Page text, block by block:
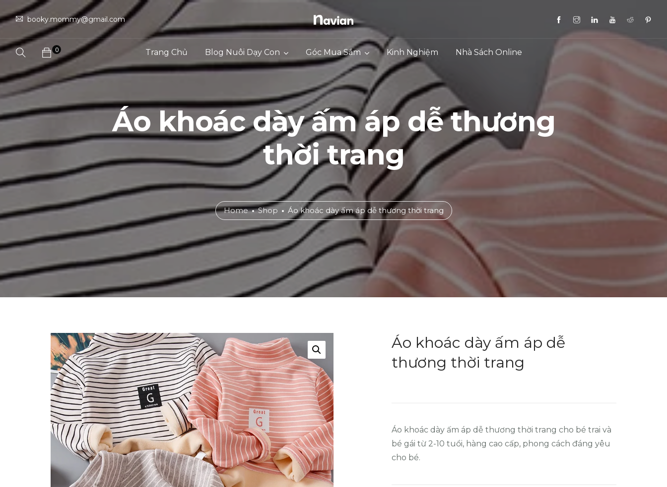
booky.mommy@gmail.com
0 Trang Chủ Blog Nuôi Dạy Con Góc Mua Sắm Kinh Nghiệm Nhà Sách Online
Áo khoác dày ấm áp dễ thương
thời trang
Home Shop Áo khoác dày ấm áp dễ thương thời trang
Áo khoác dày ấm áp dễ
thương thời trang
Áo khoác dày ấm áp dễ thương thời trang cho bé trai và
bé gái từ 2-10 tuổi, hàng cao cấp, phong cách đáng yêu
cho bé.